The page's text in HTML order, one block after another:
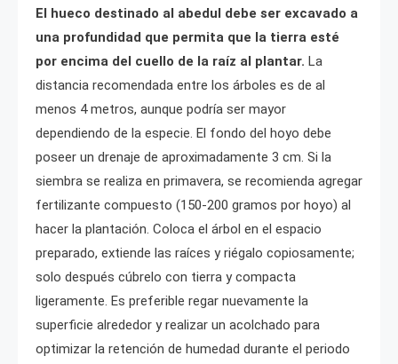
El hueco destinado al abedul debe ser excavado a
una profundidad que permita que la tierra esté
por encima del cuello de la raíz al plantar. La
distancia recomendada entre los árboles es de al
menos 4 metros, aunque podría ser mayor
dependiendo de la especie. El fondo del hoyo debe
poseer un drenaje de aproximadamente 3 cm. Si la
siembra se realiza en primavera, se recomienda agregar
fertilizante compuesto (150-200 gramos por hoyo) al
hacer la plantación. Coloca el árbol en el espacio
preparado, extiende las raíces y riégalo copiosamente;
solo después cúbrelo con tierra y compacta
ligeramente. Es preferible regar nuevamente la
superficie alrededor y realizar un acolchado para
optimizar la retención de humedad durante el periodo